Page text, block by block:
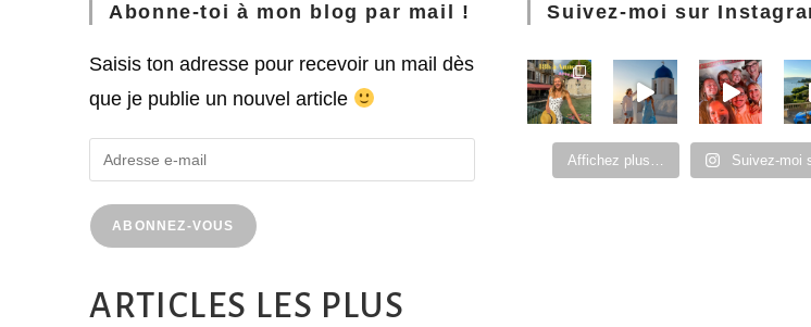
Abonne-toi à mon blog par mail !
Saisis ton adresse pour recevoir un mail dès
que je publie un nouvel article
ABONNEZ-VOUS
ARTICLES LES PLUS
Suivez-moi sur
Affichez plus… Suivez-moi